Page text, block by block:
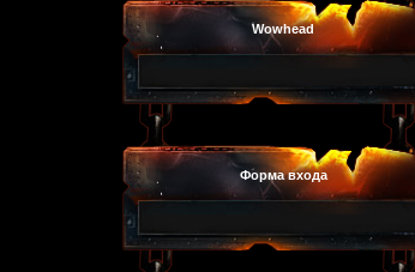
Wowhead
Форма входа